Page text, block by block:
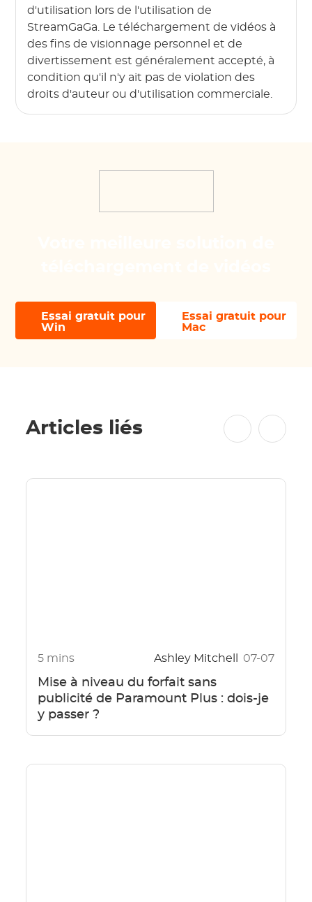
d'utilisation lors de l'utilisation de
StreamGaGa. Le téléchargement de vidéos à
des fins de visionnage personnel et de
divertissement est généralement accepté, à
condition qu'il n'y ait pas de violation des
droits d'auteur ou d'utilisation commerciale.
Essai gratuit pour
Win
Essai gratuit pour
Mac
Articles liés
5 mins Ashley Mitchell 07-07
Mise à niveau du forfait sans
publicité de Paramount Plus : dois-je
y passer ?